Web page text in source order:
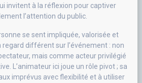
invitent à la réflexion pour captiver
l’attention du public.
se sent impliquée, valorisée et
regard différent sur l’événement : non
mais comme acteur privilégié
L’animateur ici joue un rôle pivot ; sa
imprévus avec flexibilité et à utiliser